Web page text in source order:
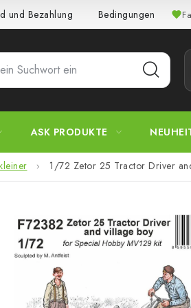
und Bezahlung Bedingungen und
ASK PRODUKTE
1/72 Zetor 25 Tractor Driver